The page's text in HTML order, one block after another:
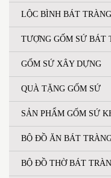
LỘC BÌNH BÁT TRÀNG
TƯỢNG GỐM SỨ BÁT
GỐM SỨ XÂY DỰNG
QUÀ TẶNG GỐM SỨ
SẢN PHẨM GỐM SỨ
BỘ ĐỒ ĂN BÁT
BỘ ĐỒ THỜ BÁT